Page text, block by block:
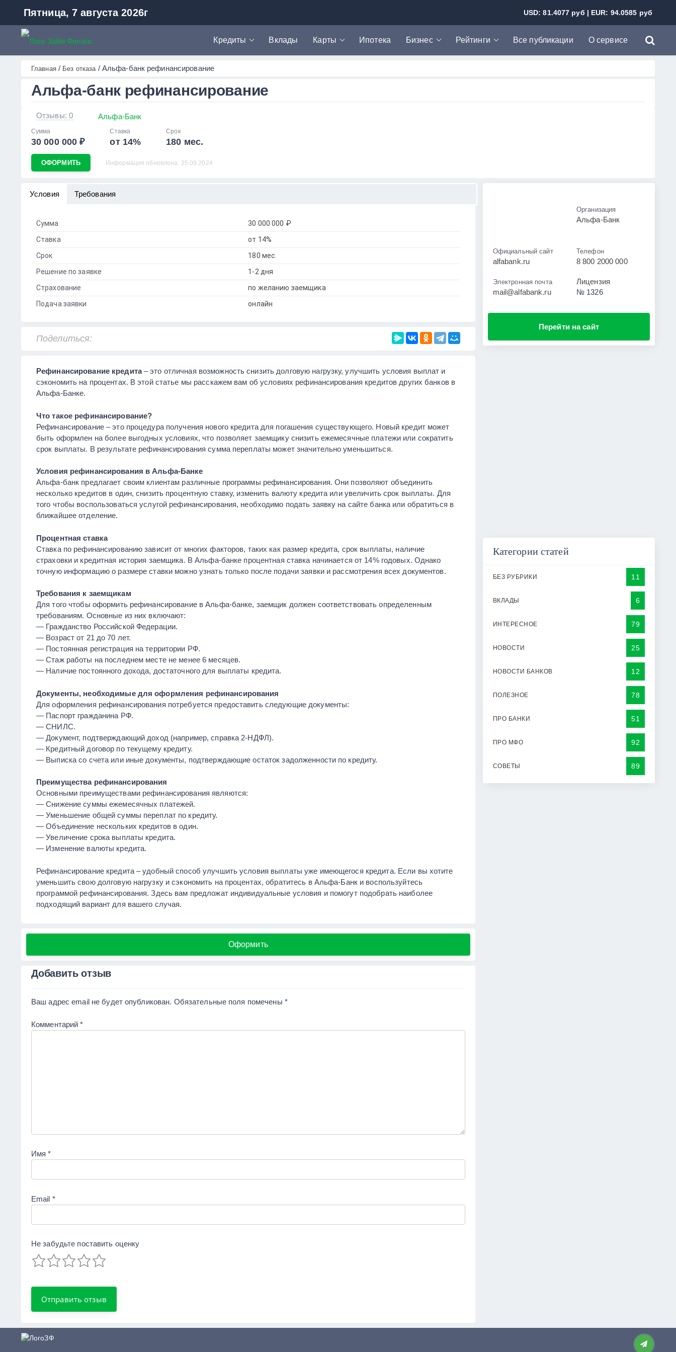
Пятница, 7 августа 2026г USD: 81.4077 руб | EUR: 94.0585 руб
ZaymFinans
Кредиты
Автокредиты
Вклады Карты Ипотека Бизнес Рейтинги Все публикации О сервисе
Главная/ Без отказа / Альфа-банк рефинансирование
Альфа-банк рефинансирование
Отзывы: 0 Альфа-Банк
Сумма
30 000 000 ₽
Ставка
от 14%
Срок
180 мес.
ОФОРМИТЬ Информация обновлена: 25.09.2024
Условия Требования
Сумма
30 000 000 ₽
Ставка
от 14%
Срок
180 мес.
Решение по заявке
1-2 дня
Страхование
по желанию заемщика
Подача заявки
онлайн
Поделиться:
Рефинансирование кредита– это отличная возможность снизить долговую нагрузку, улучшить условия выплат и
сэкономить на процентах. В этой статье мы расскажем вам об условиях рефинансирования кредитов других банков в
Альфа-Банке.
Что такое рефинансирование?
Рефинансирование – это процедура получения нового кредита для погашения существующего. Новый кредит может
быть оформлен на более выгодных условиях, что позволяет заемщику снизить ежемесячные платежи или сократить
срок выплаты. В результате рефинансирования сумма переплаты может значительно уменьшиться.
Условия рефинансирования в Альфа-Банке
Альфа-банк предлагает своим клиентам различные программы рефинансирования. Они позволяют объединить
несколько кредитов в один, снизить процентную ставку, изменить валюту кредита или увеличить срок выплаты. Для
того чтобы воспользоваться услугой рефинансирования, необходимо подать заявку на сайте банка или обратиться в
ближайшее отделение.
Процентная ставка
Ставка по рефинансированию зависит от многих факторов, таких как размер кредита, срок выплаты, наличие
страховки и кредитная история заемщика. В Альфа-банке процентная ставка начинается от 14% годовых. Однако
точную информацию о размере ставки можно узнать только после подачи заявки и рассмотрения всех документов.
Требования к заемщикам
Для того чтобы оформить рефинансирование в Альфа-банке, заемщик должен соответствовать определенным
требованиям. Основные из них включают:
— Гражданство Российской Федерации.
— Возраст от 21 до 70 лет.
— Постоянная регистрация на территории РФ.
— Стаж работы на последнем месте не менее 6 месяцев.
— Наличие постоянного дохода, достаточного для выплаты кредита.
Документы, необходимые для оформления рефинансирования
Для оформления рефинансирования потребуется предоставить следующие документы:
— Паспорт гражданина РФ.
— СНИЛС.
— Документ, подтверждающий доход (например, справка 2-НДФЛ).
— Кредитный договор по текущему кредиту.
— Выписка со счета или иные документы, подтверждающие остаток задолженности по кредиту.
Преимущества рефинансирования
Основными преимуществами рефинансирования являются:
— Снижение суммы ежемесячных платежей.
— Уменьшение общей суммы переплат по кредиту.
— Объединение нескольких кредитов в один.
— Увеличение срока выплаты кредита.
— Изменение валюты кредита.
Рефинансирование кредита – удобный способ улучшить условия выплаты уже имеющегося кредита. Если вы хотите
уменьшить свою долговую нагрузку и сэкономить на процентах, обратитесь в Альфа-Банк и воспользуйтесь
программой рефинансирования. Здесь вам предложат индивидуальные условия и помогут подобрать наиболее
подходящий вариант для вашего случая.
Оформить
Добавить отзыв
Ваш адрес email не будет опубликован. Обязательные поля помечены *
Комментарий*
Имя*
Email *
Не забудьте поставить оценку
Организация
Альфа-Банк
Официальный сайт
alfabank.ru
Телефон
8 800 2000 000
Электронная почта
mail@alfabank.ru
Лицензия
№ 1326
Перейти на сайт
Категории статей
БЕЗ РУБРИКИ 11
ВКЛАДЫ 6
ИНТЕРЕСНОЕ 79
НОВОСТИ 25
НОВОСТИ БАНКОВ 12
ПОЛЕЗНОЕ 78
ПРО БАНКИ 51
ПРО МФО 92
СОВЕТЫ 89
ZaymFinans